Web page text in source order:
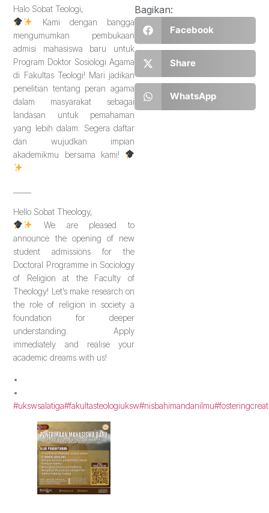
Halo Sobat Teologi,
Kami dengan bangga
mengumumkan pembukaan
admisi mahasiswa baru untuk
Program Doktor Sosiologi Agama
di Fakultas Teologi! Mari jadikan
penelitian tentang peran agama
dalam masyarakat sebagai
landasan untuk pemahaman
yang lebih dalam. Segera daftar
dan wujudkan impian
akademikmu bersama kami!
Hello Sobat Theology,
We are pleased to
announce the opening of new
student admissions for the
Doctoral Programme in Sociology
of Religion at the Faculty of
Theology! Let’s make research on
the role of religion in society a
foundation for deeper
understanding. Apply
immediately and realise your
academic dreams with us!
•
•
#ukswsalatiga#fakultasteologiuksw#nisbahimandanilmu
Bagikan:
Facebook
Share
WhatsApp